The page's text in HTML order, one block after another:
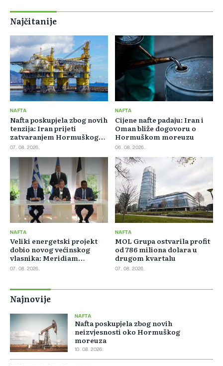
Najčitanije
NAFTA
Nafta poskupjela zbog novih
tenzija: Iran prijeti
zatvaranjem Hormuškog
moreuza
07. 08. 2026.
NAFTA
Cijene nafte padaju: Iran i
Oman bliže dogovoru o
Hormuškom moreuzu
06. 08. 2026.
NAFTA
Veliki energetski projekt
dobio novog većinskog
vlasnika: Meridiam
preuzeo 66 posto GSI-ja
07. 08. 2026.
NAFTA
MOL Grupa ostvarila profit
od 786 miliona dolara u
drugom kvartalu
07. 08. 2026.
Najnovije
NAFTA
Nafta poskupjela zbog novih
neizvjesnosti oko Hormuškog
moreuza
10. 08. 2026.